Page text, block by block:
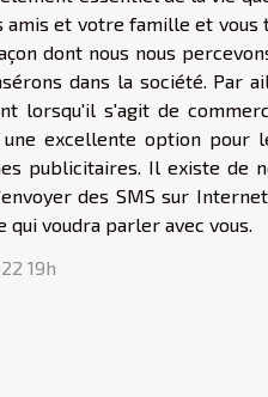
amis et votre famille et vous
dont nous nous
dans la société. Par
lorsqu'il s'agit de
excellente option pour
publicitaires. Il existe de
des SMS sur
qui voudra parler avec vous.
19h